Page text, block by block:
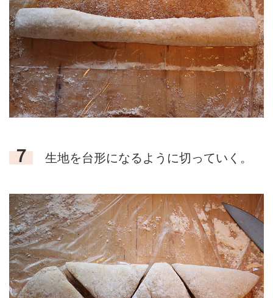
７ 生地を台形になるように切っていく。